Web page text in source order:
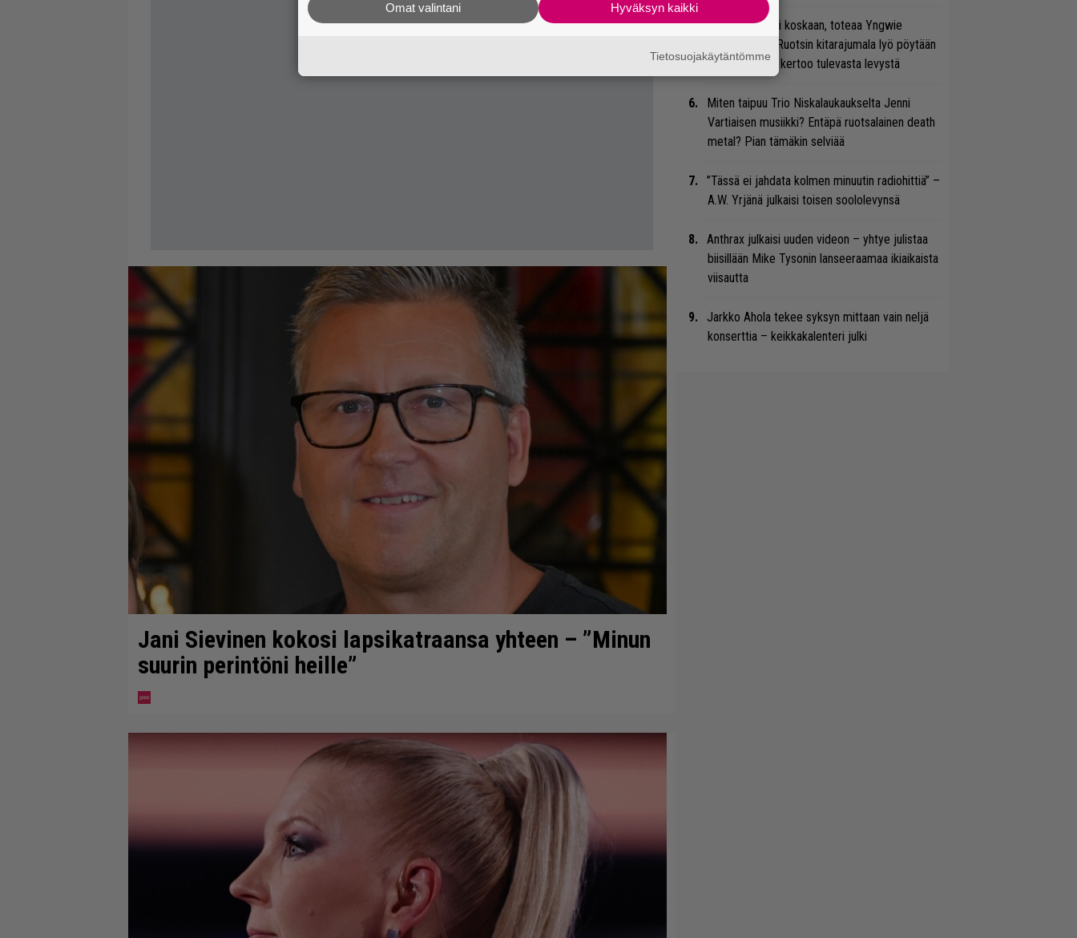
Jani Sievinen kokosi lapsikatraansa yhteen – ”Minun
suurin perintöni heille”
Se on nyt tai ei koskaan, toteaa Yngwie
Malmsteen – Ruotsin kitarajumala lyö pöytään
uuden biisin ja kertoo tulevasta levystä
Miten taipuu Trio Niskalaukaukselta Jenni
Vartiaisen musiikki? Entäpä ruotsalainen death
metal? Pian tämäkin selviää
”Tässä ei jahdata kolmen minuutin radiohittiä” –
A.W. Yrjänä julkaisi toisen soololevynsä
Anthrax julkaisi uuden videon – yhtye julistaa
biisillään Mike Tysonin lanseeraamaa ikiaikaista
viisautta
Jarkko Ahola tekee syksyn mittaan vain neljä
konserttia – keikkakalenteri julki
Hyväksyn kaikki
Omat valintani
Tietosuojakäytäntömme